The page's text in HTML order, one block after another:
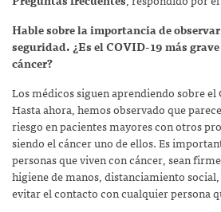
Hable sobre la importancia de
seguridad. ¿Es el COVID-19 más
cáncer?
Los médicos siguen aprendiendo sobre el
Hasta ahora, hemos observado que
riesgo en pacientes mayores con otros
siendo el cáncer uno de ellos. Es
personas que viven con cáncer, sean
higiene de manos, distanciamiento
evitar el contacto con cualquier persona